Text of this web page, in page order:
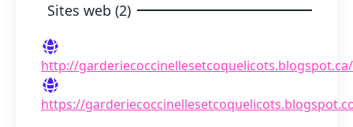
Sites web (2)
http://garderiecoccinellesetcoquelicots.blogspot.ca/
https://